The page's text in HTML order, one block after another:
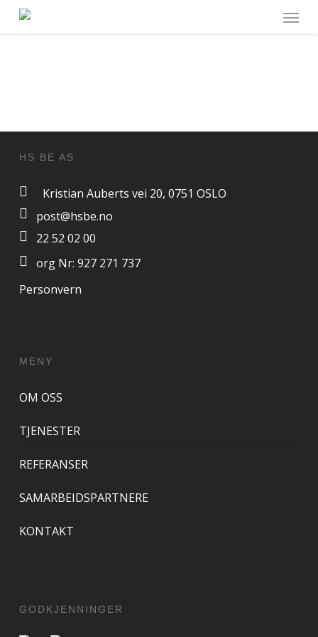
Skip
Menu
HS BE AS
Kristian Auberts vei 20, 0751 OSLO
post@hsbe.no
22 52 02 00
org Nr: 927 271 737
Personvern
MENY
OM OSS
TJENESTER
REFERANSER
SAMARBEIDSPARTNERE
KONTAKT
GODKJENNINGER